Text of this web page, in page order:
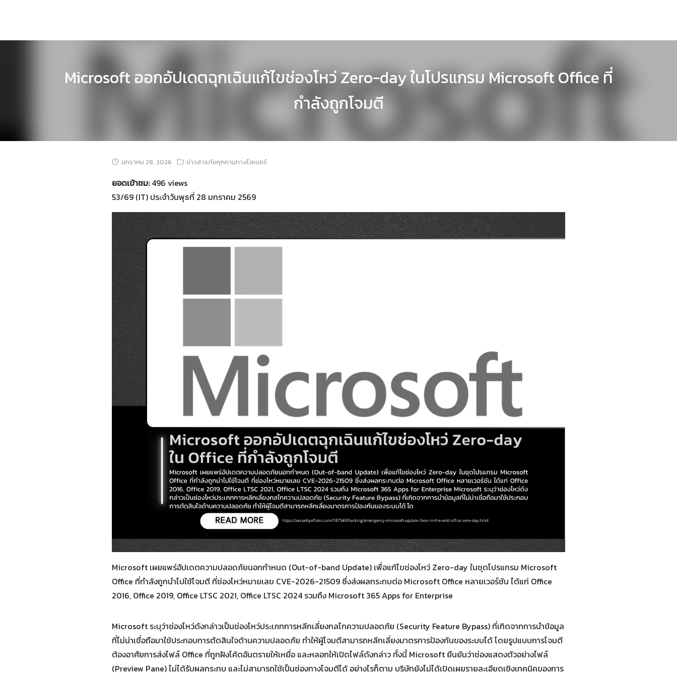
Search
for:
Microsoft ออกอัปเดตฉุกเฉินแก้ไขช่องโหว่ Zero-day ในโปรแกรม Microsoft Office ที่
กำลังถูกโจมตี
มกราคม 28, 2026 ข่าวสารภัยคุกคามทางไซเบอร์
ยอดเข้าชม:496 views
53/69 (IT) ประจำวันพุธที่ 28 มกราคม 2569
Microsoft เผยแพร่อัปเดตความปลอดภัยนอกกำหนด (Out-of-band Update) เพื่อแก้ไขช่องโหว่ Zero-day ในชุดโปรแกรม Microsoft
Office ที่กำลังถูกนำไปใช้โจมตี ที่ช่องโหว่หมายเลข CVE-2026-21509 ซึ่งส่งผลกระทบต่อ Microsoft Office หลายเวอร์ชัน ได้แก่ Office
2016, Office 2019, Office LTSC 2021, Office LTSC 2024 รวมถึง Microsoft 365 Apps for Enterprise
Microsoft ระบุว่าช่องโหว่ดังกล่าวเป็นช่องโหว่ประเภทการหลีกเลี่ยงกลไกความปลอดภัย (Security Feature Bypass) ที่เกิดจากการนำข้อมูล
ที่ไม่น่าเชื่อถือมาใช้ประกอบการตัดสินใจด้านความปลอดภัย ทำให้ผู้โจมตีสามารถหลีกเลี่ยงมาตรการป้องกันของระบบได้ โดยรูปแบบการโจมตี
ต้องอาศัยการส่งไฟล์ Office ที่ถูกฝังโค้ดอันตรายให้เหยื่อ และหลอกให้เปิดไฟล์ดังกล่าว ทั้งนี้ Microsoft ยืนยันว่าช่องแสดงตัวอย่างไฟล์
(Preview Pane) ไม่ได้รับผลกระทบ และไม่สามารถใช้เป็นช่องทางโจมตีได้ อย่างไรก็ตาม บริษัทยังไม่ได้เปิดเผยรายละเอียดเชิงเทคนิคของการ